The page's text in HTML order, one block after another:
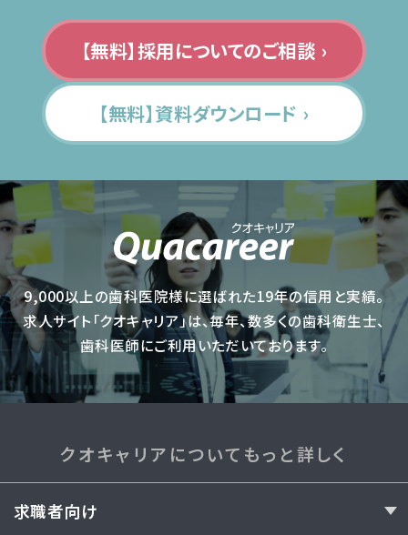
【無料】採用についてのご相談 ›
【無料】資料ダウンロード ›
9,000以上の歯科医院様に選ばれた19年の信用と実績。
求人サイト「クオキャリア」は、毎年、数多くの歯科衛生士、
歯科医師にご利用いただいております。
クオキャリアについてもっと詳しく
求職者向け